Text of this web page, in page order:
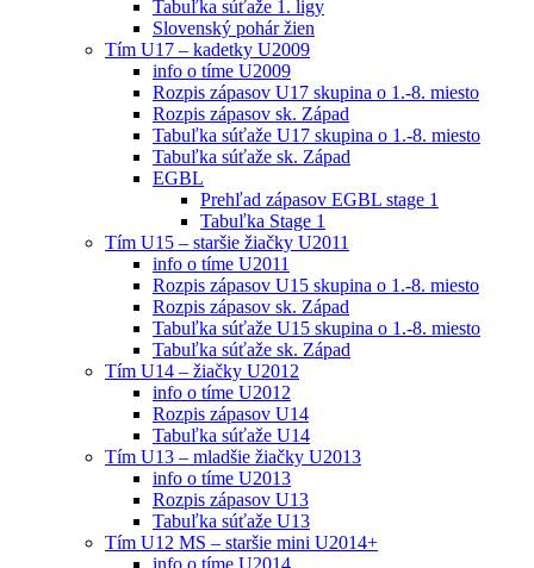
Tabuľka súťaže 1. ligy
Slovenský pohár žien
Tím U17 – kadetky U2009
info o tíme U2009
Rozpis zápasov U17 skupina o 1.-8. miesto
Rozpis zápasov sk. Západ
Tabuľka súťaže U17 skupina o 1.-8. miesto
Tabuľka súťaže sk. Západ
EGBL
Prehľad zápasov EGBL stage 1
Tabuľka Stage 1
Tím U15 – staršie žiačky U2011
info o tíme U2011
Rozpis zápasov U15 skupina o 1.-8. miesto
Rozpis zápasov sk. Západ
Tabuľka súťaže U15 skupina o 1.-8. miesto
Tabuľka súťaže sk. Západ
Tím U14 – žiačky U2012
info o tíme U2012
Rozpis zápasov U14
Tabuľka súťaže U14
Tím U13 – mladšie žiačky U2013
info o tíme U2013
Rozpis zápasov U13
Tabuľka súťaže U13
Tím U12 MS – staršie mini U2014+
info o tíme U2014